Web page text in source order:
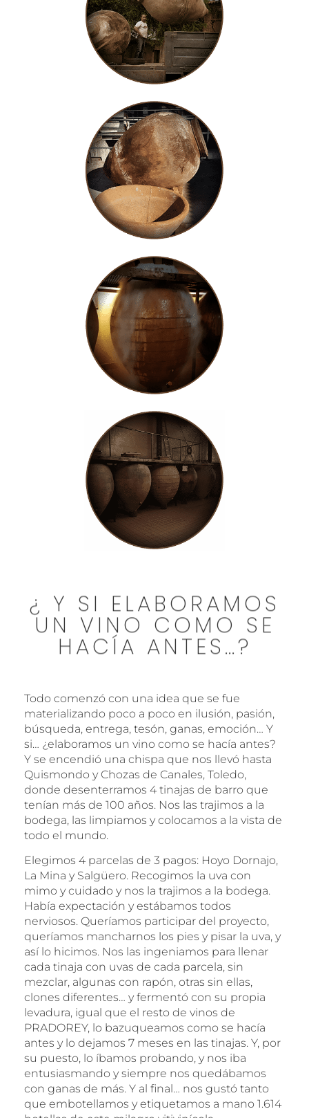
¿ Y SI ELABORAMOS
UN VINO COMO SE
HACÍA ANTES…?
Todo comenzó con una idea que se fue
materializando poco a poco en ilusión, pasión,
búsqueda, entrega, tesón, ganas, emoción… Y
si… ¿elaboramos un vino como se hacía antes?
Y se encendió una chispa que nos llevó hasta
Quismondo y Chozas de Canales, Toledo,
donde desenterramos 4 tinajas de barro que
tenían más de 100 años. Nos las trajimos a la
bodega, las limpiamos y colocamos a la vista de
todo el mundo.
Elegimos 4 parcelas de 3 pagos: Hoyo Dornajo,
La Mina y Salgüero. Recogimos la uva con
mimo y cuidado y nos la trajimos a la bodega.
Había expectación y estábamos todos
nerviosos. Queríamos participar del proyecto,
queríamos mancharnos los pies y pisar la uva, y
así lo hicimos. Nos las ingeniamos para llenar
cada tinaja con uvas de cada parcela, sin
mezclar, algunas con rapón, otras sin ellas,
clones diferentes… y fermentó con su propia
levadura, igual que el resto de vinos de
PRADOREY, lo bazuqueamos como se hacía
antes y lo dejamos 7 meses en las tinajas. Y, por
su puesto, lo íbamos probando, y nos iba
entusiasmando y siempre nos quedábamos
con ganas de más. Y al final… nos gustó tanto
que embotellamos y etiquetamos a mano 1.614